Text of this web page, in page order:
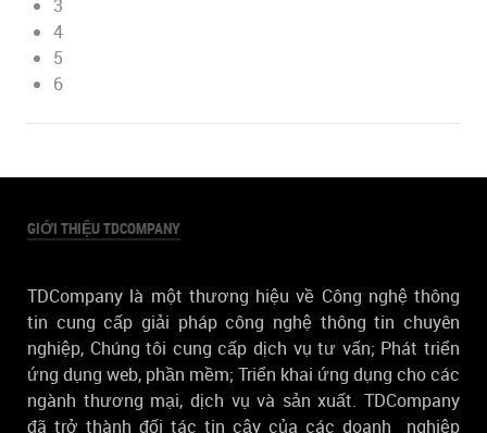
3
4
5
6
GIỚI THIỆU TDCOMPANY
TDCompany là một thương hiệu về Công nghệ thông
tin cung cấp giải pháp công nghệ thông tin chuyên
nghiệp, Chúng tôi cung cấp dịch vụ tư vấn; Phát triển
ứng dụng web, phần mềm; Triển khai ứng dụng cho các
ngành thương mại, dịch vụ và sản xuất. TDCompany
đã trở thành đối tác tin cậy của các doanh nghiệp